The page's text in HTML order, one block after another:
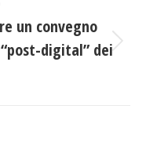
un convegno
digital” dei